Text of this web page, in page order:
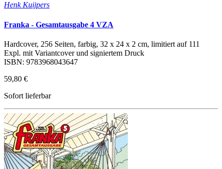
Henk Kuijpers
Franka - Gesamtausgabe 4 VZA
Hardcover, 256 Seiten, farbig, 32 x 24 x 2 cm, limitiert auf 111
Expl. mit Variantcover und signiertem Druck
ISBN: 9783968043647
59,80 €
Sofort lieferbar